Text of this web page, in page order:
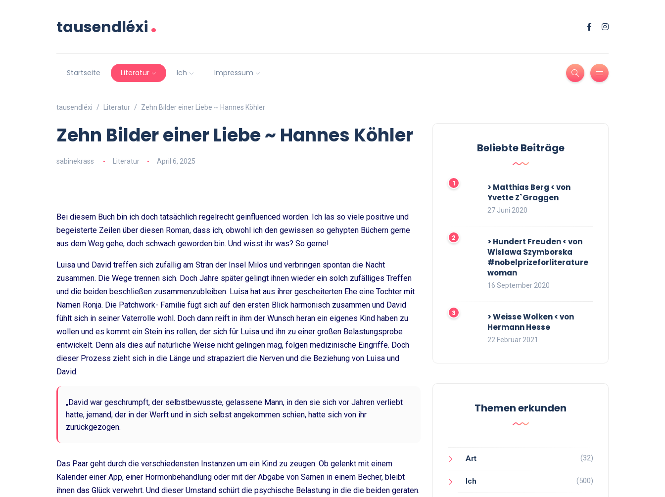
tausendléxi.
Startseite Literatur Ich Impressum
tausendléxi Literatur Zehn Bilder einer Liebe ~ Hannes Köhler
Zehn Bilder einer Liebe ~ Hannes Köhler
sabinekrass Literatur April 6, 2025
Bei diesem Buch bin ich doch tatsächlich regelrecht geinfluenced worden. Ich las so viele positive und
begeisterte Zeilen über diesen Roman, dass ich, obwohl ich den gewissen so gehypten Büchern gerne
aus dem Weg gehe, doch schwach geworden bin. Und wisst ihr was? So gerne!
Luisa und David treffen sich zufällig am Stran der Insel Milos und verbringen spontan die Nacht
zusammen. Die Wege trennen sich. Doch Jahre später gelingt ihnen wieder ein solch zufälliges Treffen
und die beiden beschließen zusammenzubleiben. Luisa hat aus ihrer gescheiterten Ehe eine Tochter mit
Namen Ronja. Die Patchwork- Familie fügt sich auf den ersten Blick harmonisch zusammen und David
fühlt sich in seiner Vaterrolle wohl. Doch dann reift in ihm der Wunsch heran ein eigenes Kind haben zu
wollen und es kommt ein Stein ins rollen, der sich für Luisa und ihn zu einer großen Belastungsprobe
entwickelt. Denn als dies auf natürliche Weise nicht gelingen mag, folgen medizinische Eingriffe. Doch
dieser Prozess zieht sich in die Länge und strapaziert die Nerven und die Beziehung von Luisa und
David.
„David war geschrumpft, der selbstbewusste, gelassene Mann, in den sie sich vor Jahren verliebt
hatte, jemand, der in der Werft und in sich selbst angekommen schien, hatte sich von ihr
zurückgezogen.
Das Paar geht durch die verschiedensten Instanzen um ein Kind zu zeugen. Ob gelenkt mit einem
Kalender einer App, einer Hormonbehandlung oder mit der Abgabe von Samen in einem Becher, bleibt
ihnen das Glück verwehrt. Und dieser Umstand schürt die psychische Belastung in die die beiden geraten.
Beliebte Beiträge
> Matthias Berg < von
Yvette Z`Graggen
27 Juni 2020
> Hundert Freuden < von
Wislawa Szymborska
#nobelprizeforliterature
woman
16 September 2020
> Weisse Wolken < von
Hermann Hesse
22 Februar 2021
Themen erkunden
Art (32)
Ich (500)